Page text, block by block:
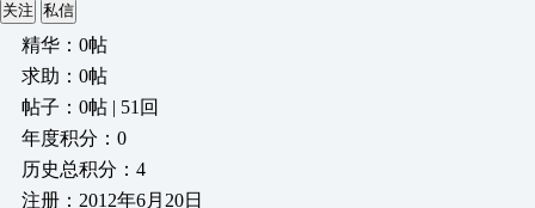
关注 私信
精华：0帖
求助：0帖
帖子：0帖 | 51回
年度积分：0
历史总积分：4
注册：2012年6月20日